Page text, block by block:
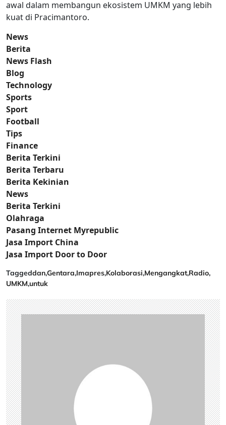
awal dalam membangun ekosistem UMKM yang lebih
kuat di Pracimantoro.
News
Berita
News Flash
Blog
Technology
Sports
Sport
Football
Tips
Finance
Berita Terkini
Berita Terbaru
Berita Kekinian
News
Berita Terkini
Olahraga
Pasang Internet Myrepublic
Jasa Import China
Jasa Import Door to Door
Taggeddan,Gentara,Imapres,Kolaborasi,Mengangkat,Radio,
UMKM,untuk